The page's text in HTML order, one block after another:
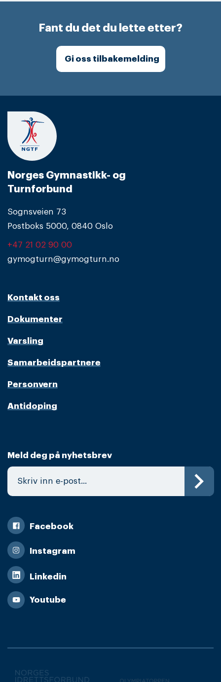
Fant du det du lette etter?
Gi oss tilbakemelding
Norges Gymnastikk- og
Turnforbund
Sognsveien 73
Postboks 5000, 0840 Oslo
+47 21 02 90 00
gymogturn@gymogturn.no
Kontakt oss
Dokumenter
Varsling
Samarbeidspartnere
Personvern
Antidoping
Meld deg på nyhetsbrev
Facebook
Instagram
Linkedin
Youtube